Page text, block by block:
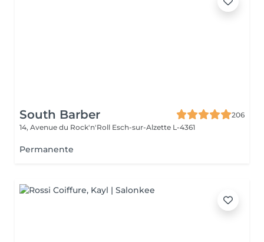
South Barber
206
14, Avenue du Rock'n'Roll Esch-sur-Alzette L-4361
Permanente